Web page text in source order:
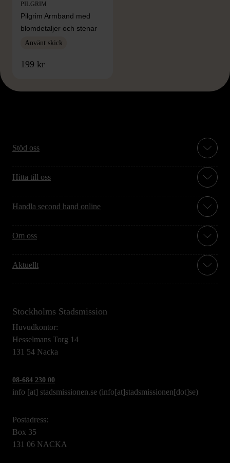
PILGRIM
Pilgrim Armband med
blomdetaljer och stenar
Använt skick
199 kr
Stöd oss
Hitta till oss
Handla second hand online
Om oss
Aktuellt
Stockholms Stadsmission
Huvudkontor:
Hesselmans Torg 14
131 54 Nacka
08-684 230 00
info [at] stadsmissionen.se (info[at]stadsmissionen[dot]se)
Postadress:
Box 35
131 06 NACKA